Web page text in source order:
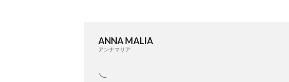
ANNA MALIA
アンナマリア